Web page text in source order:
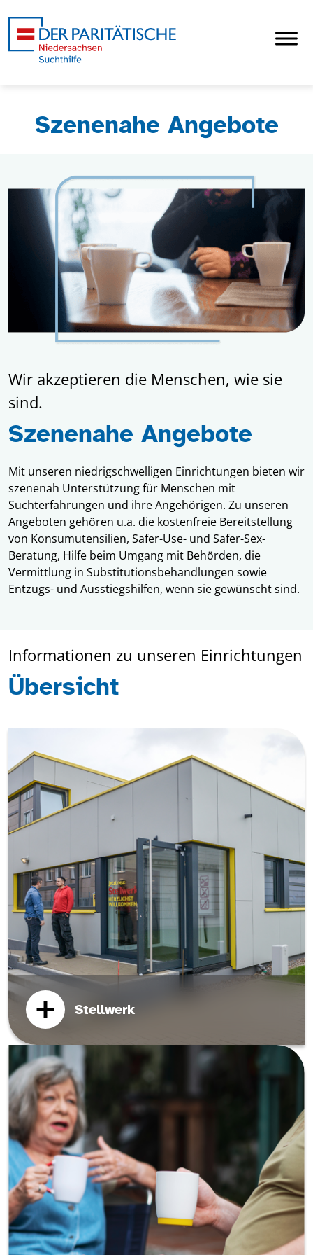
Szenenahe Angebote
Wir akzeptieren die Menschen, wie sie
sind.
Szenenahe Angebote
Mit unseren niedrigschwelligen Einrichtungen bieten wir
szenenah Unterstützung für Menschen mit
Suchterfahrungen und ihre Angehörigen. Zu unseren
Angeboten gehören u.a. die kostenfreie Bereitstellung
von Konsumutensilien, Safer-Use- und Safer-Sex-
Beratung, Hilfe beim Umgang mit Behörden, die
Vermittlung in Substitutionsbehandlungen sowie
Entzugs- und Ausstiegshilfen, wenn sie gewünscht sind.
Informationen zu unseren Einrichtungen
Übersicht
Stellwerk